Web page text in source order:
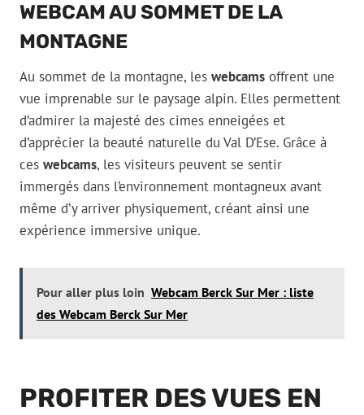
WEBCAM AU SOMMET DE LA
MONTAGNE
Au sommet de la montagne, les webcams offrent une
vue imprenable sur le paysage alpin. Elles permettent
d’admirer la majesté des cimes enneigées et
d’apprécier la beauté naturelle du Val D’Ese. Grâce à
ces webcams, les visiteurs peuvent se sentir
immergés dans l’environnement montagneux avant
même d’y arriver physiquement, créant ainsi une
expérience immersive unique.
Pour aller plus loin Webcam Berck Sur Mer : liste
des Webcam Berck Sur Mer
PROFITER DES VUES EN